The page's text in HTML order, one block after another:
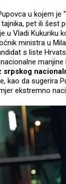
u kojem
pet ili šest
u Vladi Kukuriku
ministra u
s liste
srpskog
kao da sugerira
ekstremno